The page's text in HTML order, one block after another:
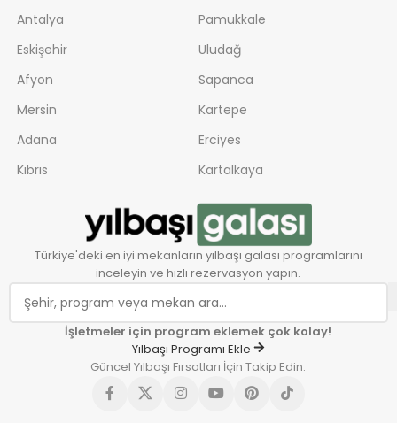
Antalya
Eskişehir
Afyon
Mersin
Adana
Kıbrıs
Pamukkale
Uludağ
Sapanca
Kartepe
Erciyes
Kartalkaya
Türkiye'deki en iyi mekanların yılbaşı galası programlarını
inceleyin ve hızlı rezervasyon yapın.
İşletmeler için program eklemek çok kolay!
Yılbaşı Programı Ekle
Güncel Yılbaşı Fırsatları İçin Takip Edin: